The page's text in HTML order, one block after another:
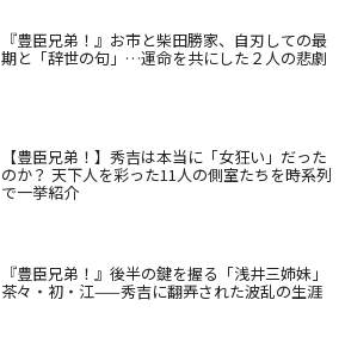
『豊臣兄弟！』お市と柴田勝家、自刃しての最
期と「辞世の句」…運命を共にした２人の悲劇
【豊臣兄弟！】秀吉は本当に「女狂い」だった
のか？ 天下人を彩った11人の側室たちを時系列
で一挙紹介
『豊臣兄弟！』後半の鍵を握る「浅井三姉妹」
茶々・初・江——秀吉に翻弄された波乱の生涯